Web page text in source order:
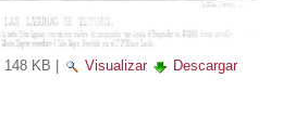
148 KB Visualizar Descargar